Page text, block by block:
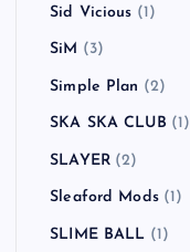
Sid Vicious (1)
SiM (3)
Simple Plan (2)
SKA SKA CLUB (1)
SLAYER(2)
Sleaford Mods(1)
SLIME BALL (1)